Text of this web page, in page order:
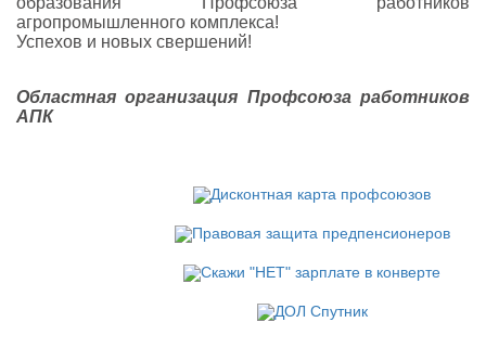
агропромышленного комплекса!
Успехов и новых свершений!
Областная организация Профсоюза работников
АПК